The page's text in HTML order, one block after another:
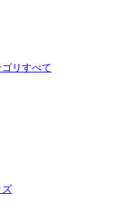
リすべて
ズ